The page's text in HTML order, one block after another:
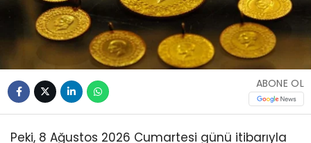
ABONE OL
Peki, 8 Ağustos 2026 Cumartesi günü itibarıyla